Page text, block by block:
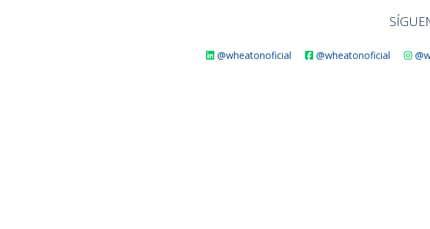
@wheatonoficial @wheatonoficial